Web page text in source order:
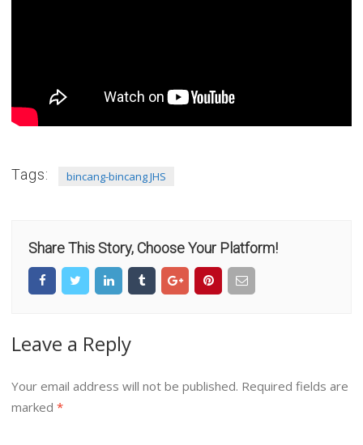
Tags: bincang-bincang JHS
Share This Story, Choose Your Platform!
Leave a Reply
Your email address will not be published. Required fields are
marked *